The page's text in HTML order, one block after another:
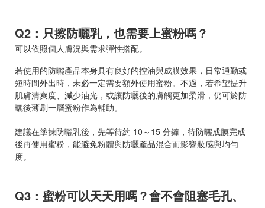
Q2：只擦防曬乳，也需要上蜜粉嗎？
可以依照個人膚況與需求彈性搭配。
若使用的防曬產品本身具有良好的控油與成膜效果，日常通勤或
短時間外出時，未必一定需要額外使用蜜粉。不過，若希望提升
肌膚清爽度、減少油光，或讓防曬後的膚觸更加柔滑，仍可於防
曬後薄刷一層蜜粉作為輔助。
建議在塗抹防曬乳後，先等待約 10～15 分鐘，待防曬成膜完成
後再使用蜜粉，能避免粉體與防曬產品混合而影響妝感與均勻
度。
Q3：蜜粉可以天天用嗎？會不會阻塞毛孔、